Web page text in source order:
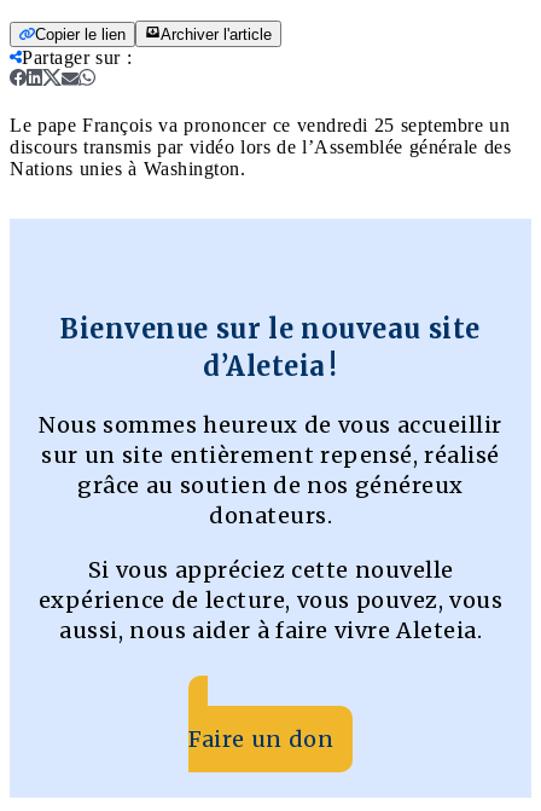
Copier le lien Archiver l'article
Partager sur:
Le pape François va prononcer ce vendredi 25 septembre un
discours transmis par vidéo lors de l’Assemblée générale des
Nations unies à Washington.
Bienvenue sur le nouveau site
d’Aleteia !
Nous sommes heureux de vous accueillir
sur un site entièrement repensé, réalisé
grâce au soutien de nos généreux
donateurs.
Si vous appréciez cette nouvelle
expérience de lecture, vous pouvez, vous
aussi, nous aider à faire vivre Aleteia.
Faire un don